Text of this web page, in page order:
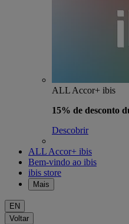
ALL Accor+ ibis
15% de desconto
Descobrir
ALL Accor+ ibis
Bem-vindo ao ibis
ibis store
Mais
EN
Voltar